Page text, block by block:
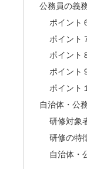
公務員の義
ポイント
ポイント
ポイント
ポイント
ポイント
自治体・公
研修対象
研修の特
自治体・